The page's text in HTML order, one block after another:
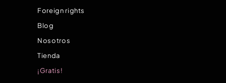
Foreign rights
Blog
Nosotros
Tienda
¡Gratis!